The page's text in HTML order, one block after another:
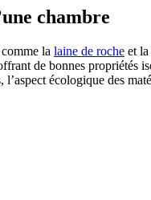
chambre
la laine de roche et
de bonnes propriétés
écologique des